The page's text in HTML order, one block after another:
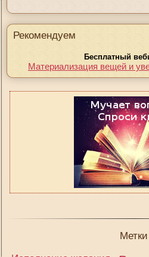
Рекомендуем
Бесплатный
Материализация вещей и
Метки